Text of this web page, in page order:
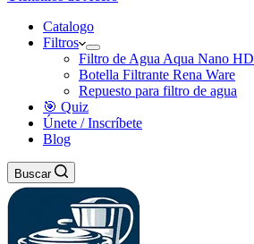
Catalogo
Filtros
Filtro de Agua Aqua Nano HD
Botella Filtrante Rena Ware
Repuesto para filtro de agua
🎯 Quiz
Únete / Inscríbete
Blog
Buscar